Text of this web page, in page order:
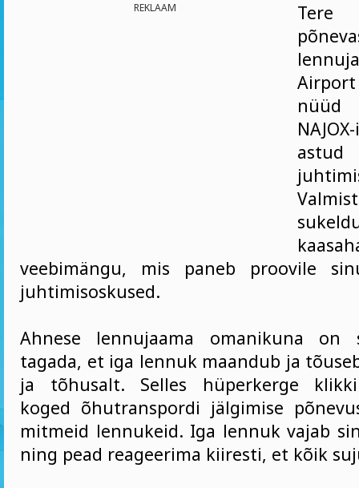
REKLAAM
veebimängu, mis paneb proovile
juhtimisoskused.
Ahnese lennujaama omanikuna on
tagada, et iga lennuk maandub ja
ja tõhusalt. Selles hüperkerge
koged õhutranspordi jälgimise
mitmeid lennukeid. Iga lennuk vajab
ning pead reageerima kiiresti, et kõik